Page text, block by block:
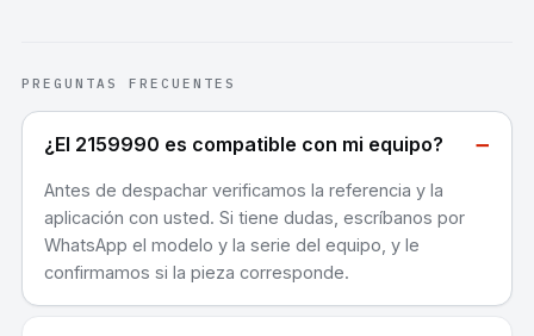
PREGUNTAS FRECUENTES
¿El 2159990 es compatible con mi equipo? −
Antes de despachar verificamos la referencia y la
aplicación con usted. Si tiene dudas, escríbanos por
WhatsApp el modelo y la serie del equipo, y le
confirmamos si la pieza corresponde.